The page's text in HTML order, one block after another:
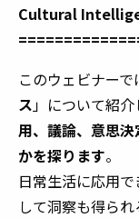
Cultural
このウェビナーで
ス 」について紹介
用、議論、意思
かを探ります。
日常生活に応用
して洞察も得られ